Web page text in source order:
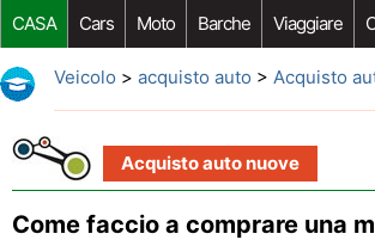
CASA Cars Moto Barche Viaggiare
Riparazione Auto Acquisto Auto Car
Veicolo > acquisto auto > Acquisto
Acquisto auto nuove
Come faccio a comprare una